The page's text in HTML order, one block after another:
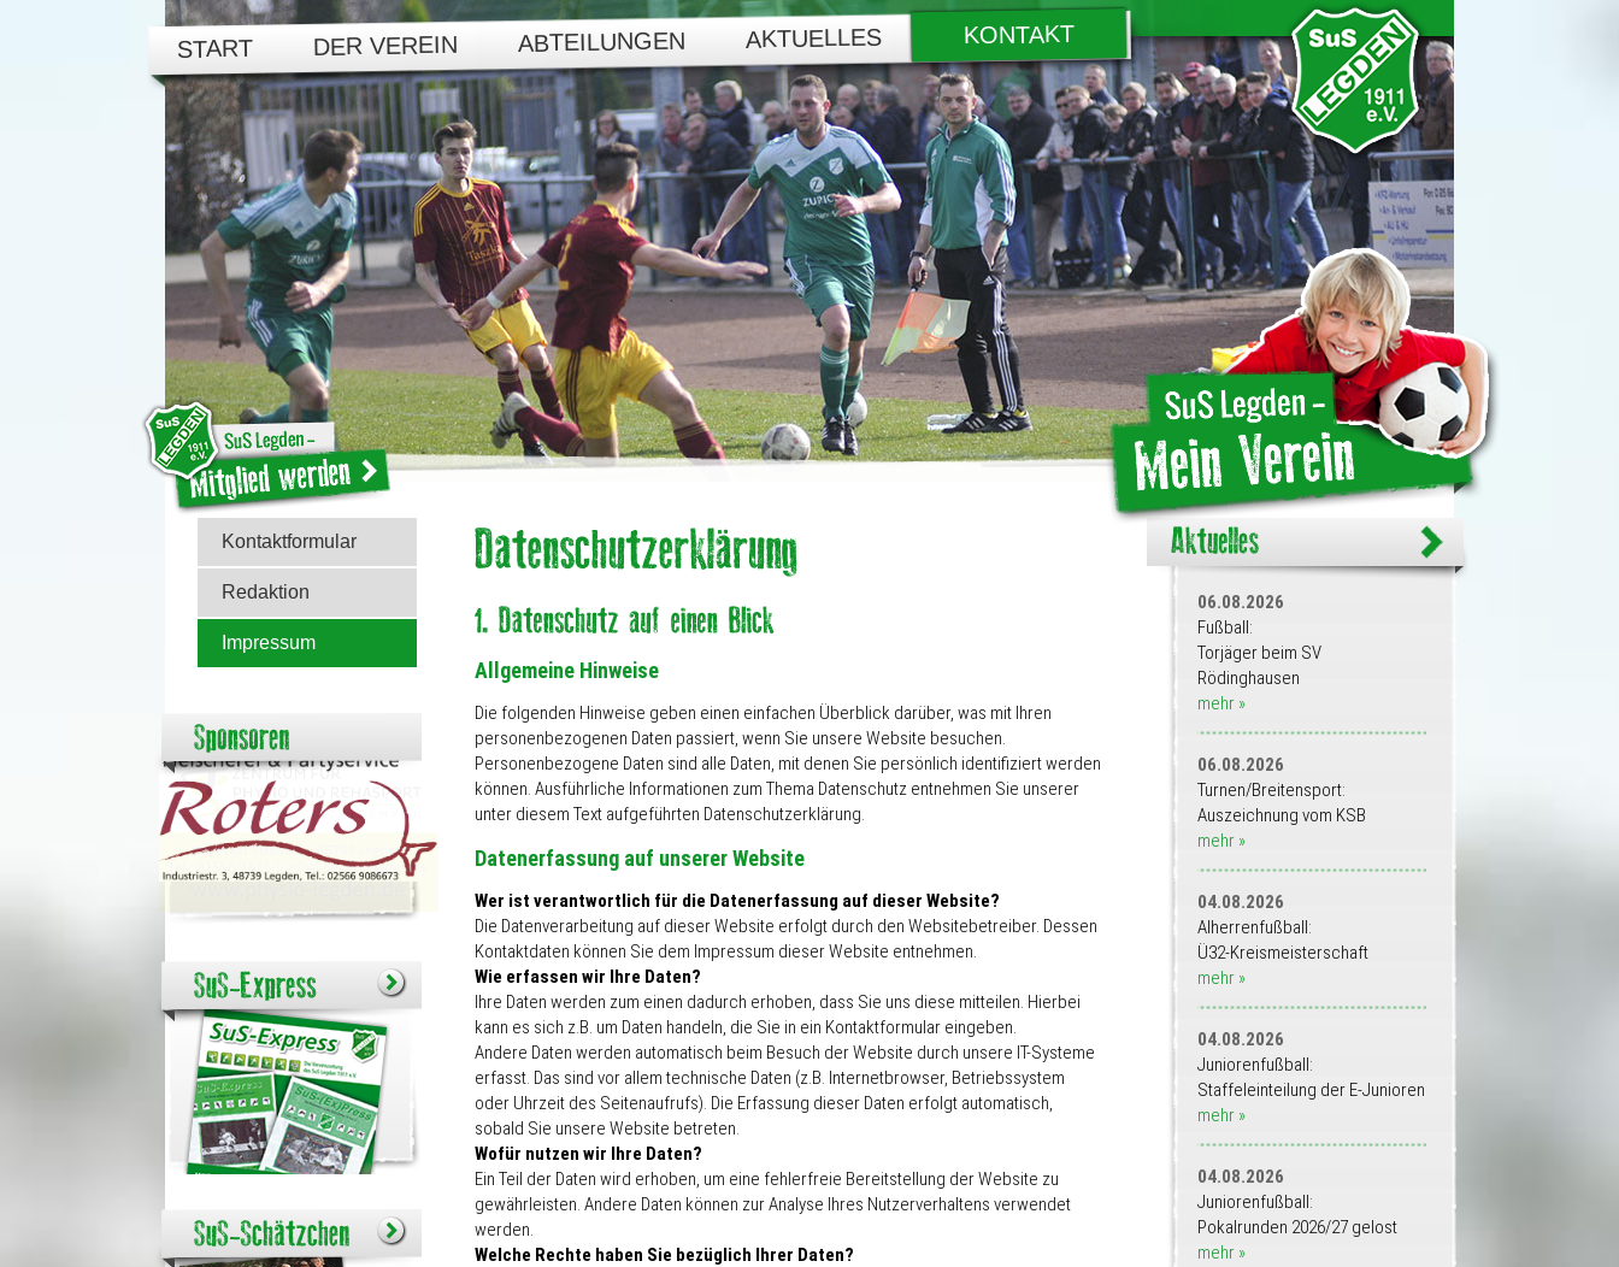
START DER VEREIN ABTEILUNGEN AKTUELLES KONTAKT
Kontaktformular
Redaktion
Impressum
Allgemeine Hinweise
Die folgenden Hinweise geben einen einfachen Überblick darüber, was mit Ihren
personenbezogenen Daten passiert, wenn Sie unsere Website besuchen.
Personenbezogene Daten sind alle Daten, mit denen Sie persönlich identifiziert werden
können. Ausführliche Informationen zum Thema Datenschutz entnehmen Sie unserer
unter diesem Text aufgeführten Datenschutzerklärung.
Datenerfassung auf unserer Website
Wer ist verantwortlich für die Datenerfassung auf dieser Website?
Die Datenverarbeitung auf dieser Website erfolgt durch den Websitebetreiber. Dessen
Kontaktdaten können Sie dem Impressum dieser Website entnehmen.
Wie erfassen wir Ihre Daten?
Ihre Daten werden zum einen dadurch erhoben, dass Sie uns diese mitteilen. Hierbei
kann es sich z.B. um Daten handeln, die Sie in ein Kontaktformular eingeben.
Andere Daten werden automatisch beim Besuch der Website durch unsere IT-Systeme
erfasst. Das sind vor allem technische Daten (z.B. Internetbrowser, Betriebssystem
oder Uhrzeit des Seitenaufrufs). Die Erfassung dieser Daten erfolgt automatisch,
sobald Sie unsere Website betreten.
Wofür nutzen wir Ihre Daten?
Ein Teil der Daten wird erhoben, um eine fehlerfreie Bereitstellung der Website zu
gewährleisten. Andere Daten können zur Analyse Ihres Nutzerverhaltens verwendet
werden.
Welche Rechte haben Sie bezüglich Ihrer Daten?
06.08.2026
Fußball:
Torjäger beim SV
Rödinghausen
mehr »
06.08.2026
Turnen/Breitensport:
Auszeichnung vom KSB
mehr »
04.08.2026
Alherrenfußball:
Ü32-Kreismeisterschaft
mehr »
04.08.2026
Juniorenfußball:
Staffeleinteilung der E-Junioren
mehr »
04.08.2026
Juniorenfußball:
Pokalrunden 2026/27 gelost
mehr »